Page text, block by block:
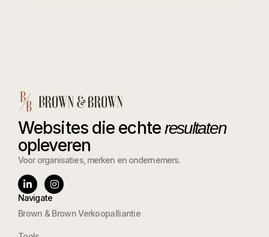
Websites die echteresultaten
opleveren
Voor organisaties, merken en ondernemers.
Navigate
Brown & Brown Verkoopalliantie